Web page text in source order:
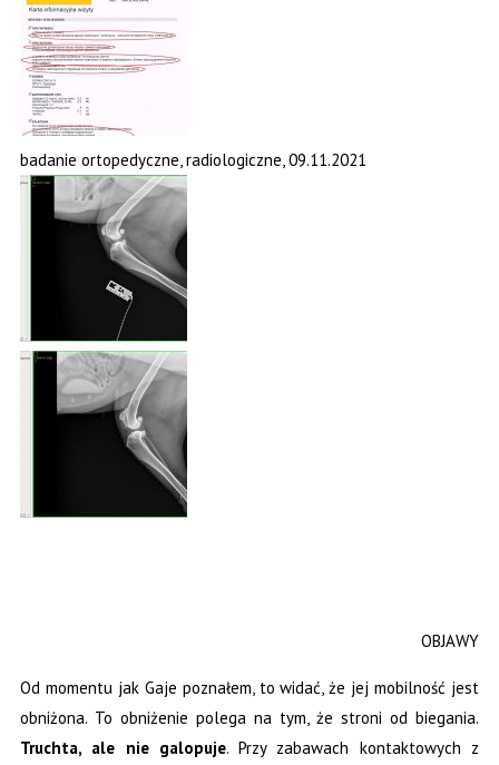
badanie ortopedyczne, radiologiczne, 09.11.2021
OBJAWY
Od momentu jak Gaje poznałem, to widać, że jej mobilność jest
obniżona. To obniżenie polega na tym, że stroni od biegania.
Truchta, ale nie galopuje. Przy zabawach kontaktowych z